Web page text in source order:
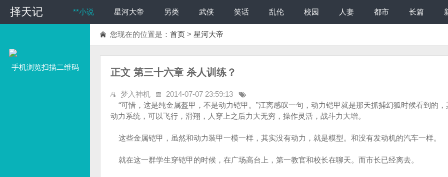
择天记 **小说 星河大帝 另类 武侠 笑话 乱伦 校园 人妻 都市 长篇
手机浏览扫描二维码
您现在的位置是： 首页 > 星河大帝
正文 第三十六章 杀人训练？
梦入神机
2014-07-07 23:59:13
“可惜，这是纯金属盔甲，不是动力铠甲。”江离感叹一句，动力铠甲就是那天抓捕幻狐时候看到的，
动力系统，可以飞行，滑翔，人穿上之后力大无穷，操作灵活，战斗力大增。
这些金属铠甲，虽然和动力装甲一模一样，其实没有动力，就是模型。和没有发动机的汽车一样。
就在这一群学生穿铠甲的时候，在广场高台上，第一教官和校长在聊天。而市长已经离去。